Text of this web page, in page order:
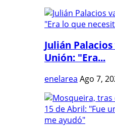
Julián
Unión: "Era...
enelarea Ago 7,